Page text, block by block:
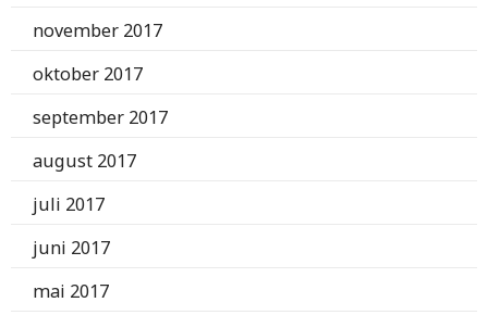
november 2017
oktober 2017
september 2017
august 2017
juli 2017
juni 2017
mai 2017